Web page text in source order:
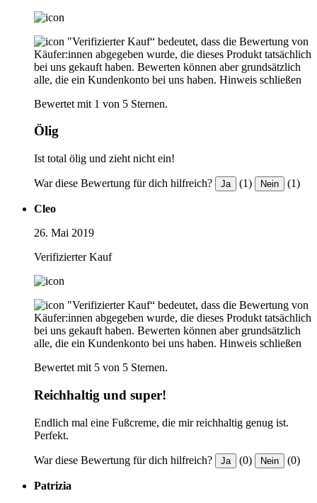
"Verifizierter Kauf“ bedeutet, dass die Bewertung von
Käufer:innen abgegeben wurde, die dieses Produkt tatsächlich
bei uns gekauft haben. Bewerten können aber grundsätzlich
alle, die ein Kundenkonto bei uns haben. Hinweis schließen
Bewertet mit 1 von 5 Sternen.
Ölig
Ist total ölig und zieht nicht ein!
War diese Bewertung für dich hilfreich? Ja (1) Nein (1)
Cleo
26. Mai 2019
Verifizierter Kauf
"Verifizierter Kauf“ bedeutet, dass die Bewertung von
Käufer:innen abgegeben wurde, die dieses Produkt tatsächlich
bei uns gekauft haben. Bewerten können aber grundsätzlich
alle, die ein Kundenkonto bei uns haben. Hinweis schließen
Bewertet mit 5 von 5 Sternen.
Reichhaltig und super!
Endlich mal eine Fußcreme, die mir reichhaltig genug ist.
Perfekt.
War diese Bewertung für dich hilfreich? Ja (0) Nein (0)
Patrizia